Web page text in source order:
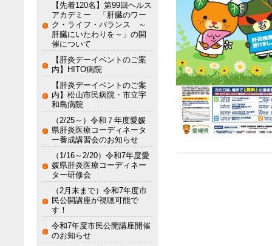
【先着120名】第99回ヘルス
アカデミー 「肝臓のワー
ク・ライフ・バランス ～
肝臓にいたわりを～」の開
催について
【肝炎デーイベントのご案
内】HITO病院
【肝炎デーイベントのご案
内】松山市民病院・市立宇
和島病院
（2/25～）令和７年度愛媛
県肝炎医療コーディネータ
ー養成講習会のお知らせ
（1/16～2/20）令和7年度愛
媛県肝炎医療コーディネー
ター研修会
（2月末まで）令和7年度市
民公開講座が視聴可能で
す！
令和7年度市民公開講座開催
のお知らせ